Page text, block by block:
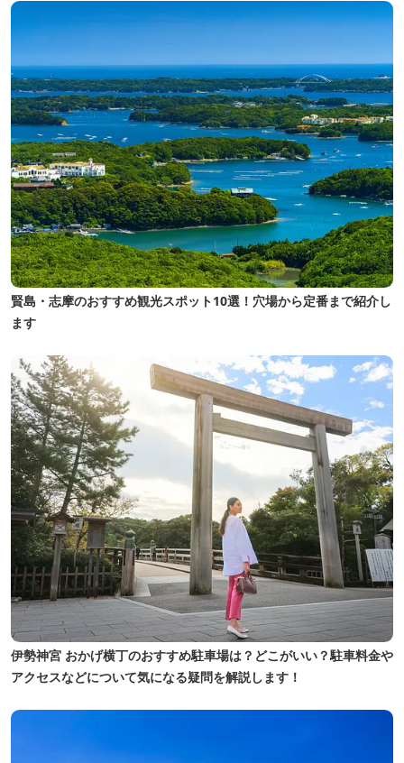
賢島・志摩のおすすめ観光スポット10選！穴場から定番まで紹介し
ます
伊勢神宮 おかげ横丁のおすすめ駐車場は？どこがいい？駐車料金や
アクセスなどについて気になる疑問を解説します！